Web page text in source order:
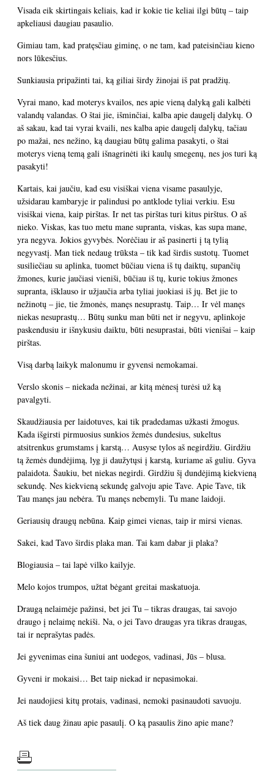
Visada eik skirtingais keliais, kad ir kokie tie keliai ilgi būtų – taip
apkeliausi daugiau pasaulio.
Gimiau tam, kad pratęsčiau giminę, o ne tam, kad pateisinčiau kieno
nors lūkesčius.
Sunkiausia pripažinti tai, ką giliai širdy žinojai iš pat pradžių.
Vyrai mano, kad moterys kvailos, nes apie vieną dalyką gali kalbėti
valandų valandas. O štai jie, išminčiai, kalba apie daugelį dalykų. O
aš sakau, kad tai vyrai kvaili, nes kalba apie daugelį dalykų, tačiau
po mažai, nes nežino, ką daugiau būtų galima pasakyti, o štai
moterys vieną temą gali išnagrinėti iki kaulų smegenų, nes jos turi ką
pasakyti!
Kartais, kai jaučiu, kad esu visiškai viena visame pasaulyje,
užsidarau kambaryje ir palindusi po antklode tyliai verkiu. Esu
visiškai viena, kaip pirštas. Ir net tas pirštas turi kitus pirštus. O aš
nieko. Viskas, kas tuo metu mane supranta, viskas, kas supa mane,
yra negyva. Jokios gyvybės. Norėčiau ir aš pasinerti į tą tylią
negyvastį. Man tiek nedaug trūksta – tik kad širdis sustotų. Tuomet
susiliečiau su aplinka, tuomet būčiau viena iš tų daiktų, supančių
žmones, kurie jaučiasi vieniši, būčiau iš tų, kurie tokius žmones
supranta, išklauso ir užjaučia arba tyliai juokiasi iš jų. Bet jie to
nežinotų – jie, tie žmonės, manęs nesuprastų. Taip… Ir vėl manęs
niekas nesuprastų… Būtų sunku man būti net ir negyvu, aplinkoje
paskendusiu ir išnykusiu daiktu, būti nesuprastai, būti vienišai – kaip
pirštas.
Visą darbą laikyk malonumu ir gyvensi nemokamai.
Verslo skonis – niekada nežinai, ar kitą mėnesį turėsi už ką
pavalgyti.
Skaudžiausia per laidotuves, kai tik pradedamas užkasti žmogus.
Kada išgirsti pirmuosius sunkios žemės dundesius, sukeltus
atsitrenkus grumstams į karstą… Ausyse tylos aš negirdžiu. Girdžiu
tą žemės dundėjimą, lyg ji daužytųsi į karstą, kuriame aš guliu. Gyva
palaidota. Šaukiu, bet niekas negirdi. Girdžiu šį dundėjimą kiekvieną
sekundę. Nes kiekvieną sekundę galvoju apie Tave. Apie Tave, tik
Tau manęs jau nebėra. Tu manęs nebemyli. Tu mane laidoji.
Geriausių draugų nebūna. Kaip gimei vienas, taip ir mirsi vienas.
Sakei, kad Tavo širdis plaka man. Tai kam dabar ji plaka?
Blogiausia – tai lapė vilko kailyje.
Melo kojos trumpos, užtat bėgant greitai maskatuoja.
Draugą nelaimėje pažinsi, bet jei Tu – tikras draugas, tai savojo
draugo į nelaimę nekiši. Na, o jei Tavo draugas yra tikras draugas,
tai ir neprašytas padės.
Jei gyvenimas eina šuniui ant uodegos, vadinasi, Jūs – blusa.
Gyveni ir mokaisi… Bet taip niekad ir nepasimokai.
Jei naudojiesi kitų protais, vadinasi, nemoki pasinaudoti savuoju.
Aš tiek daug žinau apie pasaulį. O ką pasaulis žino apie mane?